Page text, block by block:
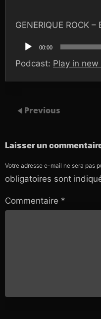
GENERIQUE ROCK
audio
00:00
Podcast: Play in
Previous
Laisser un
Votre adresse e-mail ne sera pas
obligatoires sont
Commentaire *